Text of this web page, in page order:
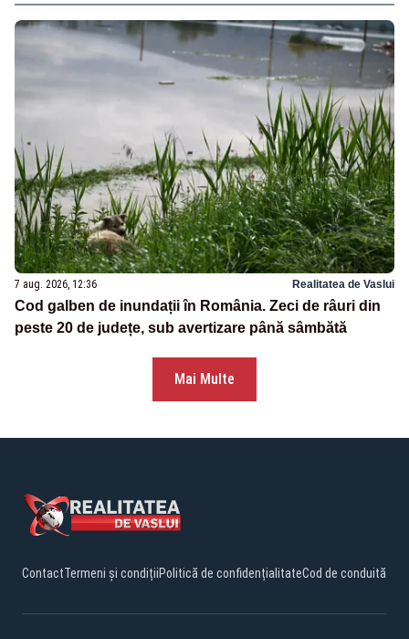
7 aug. 2026, 12:36 Realitatea de Vaslui
Cod galben de inundații în România. Zeci de râuri din
peste 20 de județe, sub avertizare până sâmbătă
Mai Multe
ContactTermeni și condițiiPolitică de confidențialitateCod de conduită